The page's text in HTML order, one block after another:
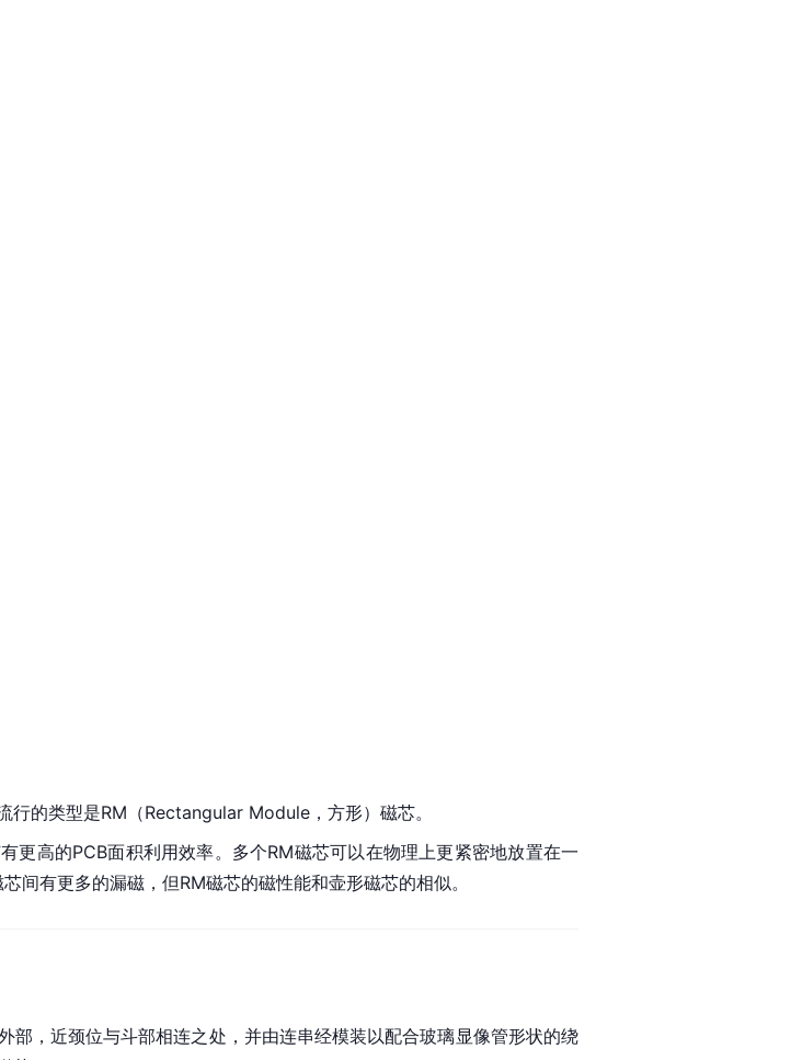
行的类型是RM（Rectangular Module ，方形）磁芯。
更高的PCB面积利用效率。多个RM磁芯可以在物理上更紧密地放置在一
间有更多的漏磁，但RM磁芯的磁性能和壶形磁芯的相似。
部，近颈位与斗部相连之处，并由连串经模装以配合玻璃显像管形状的绕